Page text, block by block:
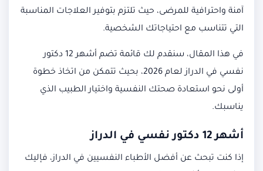
آمنة واحترافية للمرضى، حيث تلتزم بتوفير العلاجات المناسبة
التي تتناسب مع احتياجاتك الشخصية.
في هذا المقال، سنقدم لك قائمة تضم أشهر 12 دكتور
نفسي في الدراز لعام 2026، بحيث تتمكن من اتخاذ خطوة
أولى نحو استعادة صحتك النفسية واختيار الطبيب الذي
يناسبك.
أشهر 12 دكتور نفسي في الدراز
إذا كنت تبحث عن أفضل الأطباء النفسيين في الدراز، فإليك